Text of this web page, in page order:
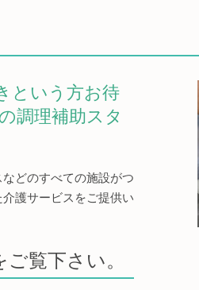
という方お待
調理補助スタ
どのすべての施設がつ
護サービスをご提供い
ご覧下さい。